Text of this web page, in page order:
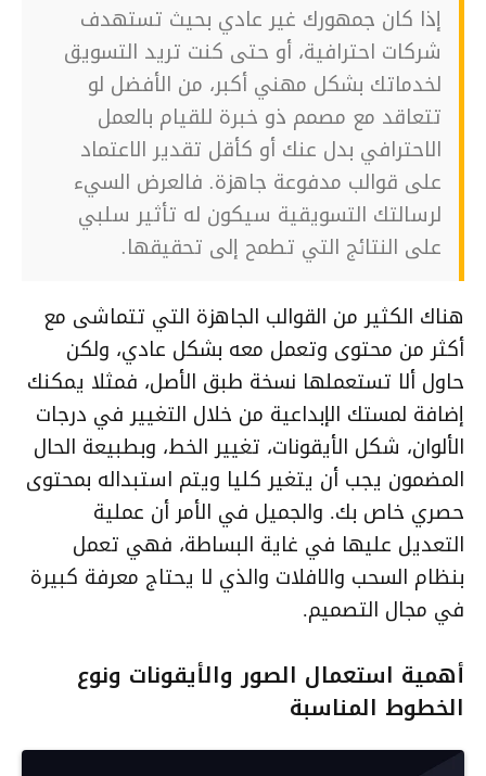
إذا كان جمهورك غير عادي بحيث تستهدف
شركات احترافية، أو حتى كنت تريد التسويق
لخدماتك بشكل مهني أكبر، من الأفضل لو
تتعاقد مع مصمم ذو خبرة للقيام بالعمل
الاحترافي بدل عنك أو كأقل تقدير الاعتماد
على قوالب مدفوعة جاهزة. فالعرض السيء
لرسالتك التسويقية سيكون له تأثير سلبي
على النتائج التي تطمح إلى تحقيقها.
هناك الكثير من القوالب الجاهزة التي تتماشى مع
أكثر من محتوى وتعمل معه بشكل عادي، ولكن
حاول ألا تستعملها نسخة طبق الأصل، فمثلا يمكنك
إضافة لمستك الإبداعية من خلال التغيير في درجات
الألوان، شكل الأيقونات، تغيير الخط، وبطبيعة الحال
المضمون يجب أن يتغير كليا ويتم استبداله بمحتوى
حصري خاص بك. والجميل في الأمر أن عملية
التعديل عليها في غاية البساطة، فهي تعمل
بنظام السحب والافلات والذي لا يحتاج معرفة كبيرة
في مجال التصميم.
أهمية استعمال الصور والأيقونات ونوع
الخطوط المناسبة